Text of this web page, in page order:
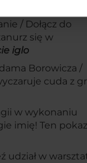
/ Dołącz do
się w
iglo
Borowicza /
cuda z
w wykonaniu
imię! Ten pokaz
udział w